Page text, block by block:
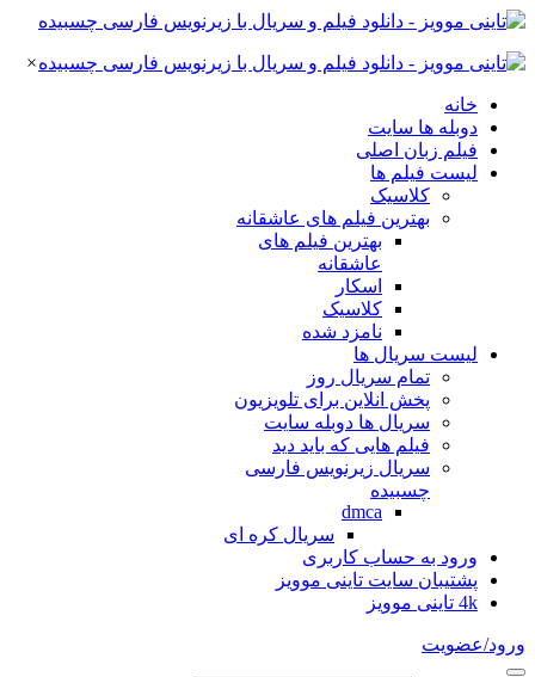
×
خانه
دوبله ها سایت
فیلم زبان اصلی
لیست فیلم ها
کلاسیک
بهترین فیلم های عاشقانه
بهترین فیلم های
عاشقانه
اسکار
کلاسیک
نامزد شده
لیست سریال ها
تمام سریال روز
پخش انلاین برای تلویزیون
سریال ها دوبله سایت
فیلم هایی که باید دید
سریال زیرنویس فارسی
چسبیده
dmca
سریال کره ای
ورود به حساب کاربری
پشتیبان سایت تاینی موویز
4k تاینی موویز
ورود/عضویت